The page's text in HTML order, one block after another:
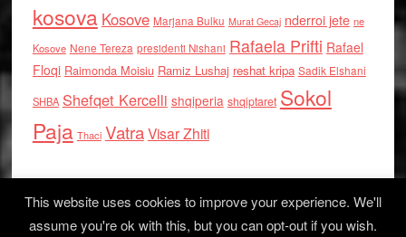
kosova Kosove Marjana Bulku Murat Gecaj nderroi jete ne
Kosove Nene Tereza presidenti Nishani Rafaela Prifti Rafael
Floqi Raimonda Moisiu Ramiz Lushaj reshat kripa Sadik Elshani
SHBA Shefqet Kercelli shqiperia shqiptaret Sokol
Paja Thaci VatraVisar Zhiti
This website uses cookies to improve your experience. We'll
assume you're ok with this, but you can opt-out if you wish.